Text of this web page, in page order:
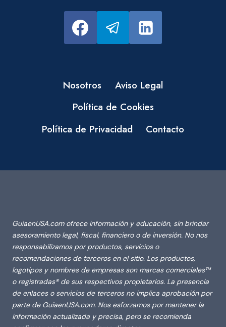
Nosotros
Aviso Legal
Política de Cookies
Política de Privacidad
Contacto
GuiaenUSA.com ofrece información y educación, sin brindar
asesoramiento legal, fiscal, financiero o de inversión. No nos
responsabilizamos por productos, servicios o
recomendaciones de terceros en el sitio. Los productos,
logotipos y nombres de empresas son marcas comerciales™
o registradas® de sus respectivos propietarios. La presencia
de enlaces o servicios de terceros no implica aprobación por
parte de GuiaenUSA.com. Nos esforzamos por mantener la
información actualizada y precisa, pero se recomienda